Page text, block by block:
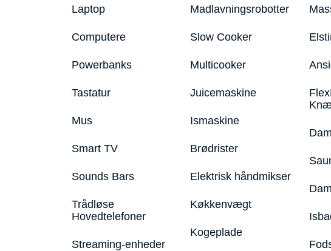
Laptop
Computere
Powerbanks
Tastatur
Mus
Smart TV
Sounds Bars
Trådløse
Hovedtelefoner
Streaming-enheder
Madlavningsrobotter
Slow Cooker
Multicooker
Juicemaskine
Ismaskine
Brødrister
Elektrisk håndmikser
Køkkenvægt
Kogeplade